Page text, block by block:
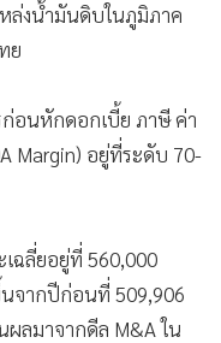
ล่งน้ำมันดิบในภูมิภาค
ย
ก่อนหักดอกเบี้ย ภาษี ค่า
Margin) อยู่ที่ระดับ 70-
ฉลี่ยอยู่ที่ 560,000
จากปีก่อนที่ 509,906
ผลมาจากดีล M&A ใน